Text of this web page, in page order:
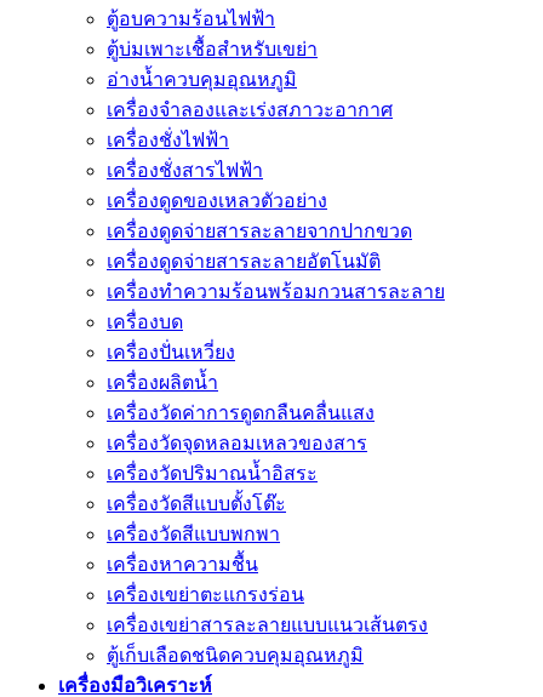
ตู้อบความร้อนไฟฟ้า
ตู้บ่มเพาะเชื้อสำหรับเขย่า
อ่างน้ำควบคุมอุณหภูมิ
เครื่องจำลองและเร่งสภาวะอากาศ
เครื่องชั่งไฟฟ้า
เครื่องชั่งสารไฟฟ้า
เครื่องดูดของเหลวตัวอย่าง
เครื่องดูดจ่ายสารละลายจากปากขวด
เครื่องดูดจ่ายสารละลายอัตโนมัติ
เครื่องทำความร้อนพร้อมกวนสารละลาย
เครื่องบด
เครื่องปั่นเหวี่ยง
เครื่องผลิตน้ำ
เครื่องวัดค่าการดูดกลืนคลื่นแสง
เครื่องวัดจุดหลอมเหลวของสาร
เครื่องวัดปริมาณน้ำอิสระ
เครื่องวัดสีแบบตั้งโต๊ะ
เครื่องวัดสีแบบพกพา
เครื่องหาความชื้น
เครื่องเขย่าตะแกรงร่อน
เครื่องเขย่าสารละลายแบบแนวเส้นตรง
ตู้เก็บเลือดชนิดควบคุมอุณหภูมิ
เครื่องมือวิเคราะห์